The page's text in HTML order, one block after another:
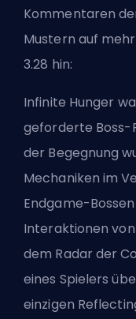
Kommentaren
Mustern auf
3.28 hin:
Infinite Hunger
geforderte Boss-
der Begegnung
Mechaniken im
Endgame-
Interaktionen
dem Radar der
eines Spielers
einzigen